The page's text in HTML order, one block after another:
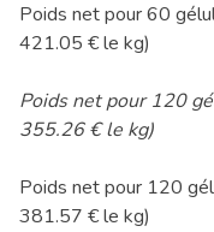
Poids net pour 60
421.05 € le kg)
Poids net pour 120
355.26 € le kg)
Poids net pour 120
381.57 € le kg)